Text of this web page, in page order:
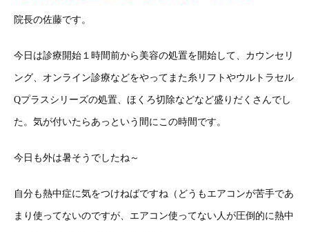
院長の佐藤です。
今日は診療開始１時間前から美容の処置を開始して、カウンセリ
ング、オンライン診療などをやってまた糸リフトやウルトラセル
Qプラスシリーズの処置、ほくろ切除などなど盛りだくさんでし
た。気が付いたらあっという間にこの時間です。
今日も外は暑そうでしたね～
自分も熱中症に気をつけねばですね（どうもエアコンが苦手であ
まり使ってないのですが、エアコン使ってない人が圧倒的に熱中